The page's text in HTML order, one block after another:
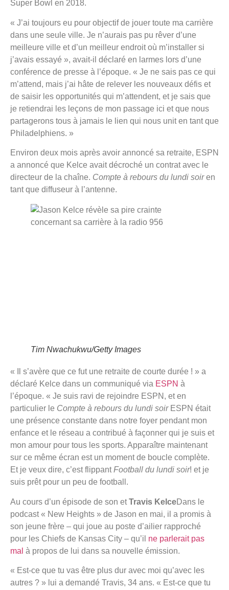
Super Bowl en 2018.
« J’ai toujours eu pour objectif de jouer toute ma carrière
dans une seule ville. Je n’aurais pas pu rêver d’une
meilleure ville et d’un meilleur endroit où m’installer si
j’avais essayé », avait-il déclaré en larmes lors d’une
conférence de presse à l’époque. « Je ne sais pas ce qui
m’attend, mais j’ai hâte de relever les nouveaux défis et
de saisir les opportunités qui m’attendent, et je sais que
je retiendrai les leçons de mon passage ici et que nous
partagerons tous à jamais le lien qui nous unit en tant que
Philadelphiens. »
Environ deux mois après avoir annoncé sa retraite, ESPN
a annoncé que Kelce avait décroché un contrat avec le
directeur de la chaîne. Compte à rebours du lundi soiren
tant que diffuseur à l’antenne.
Tim Nwachukwu/Getty Images
« Il s’avère que ce fut une retraite de courte durée ! » a
déclaré Kelce dans un communiqué via ESPN à
l’époque. « Je suis ravi de rejoindre ESPN, et en
particulier le Compte à rebours du lundi soirESPN était
une présence constante dans notre foyer pendant mon
enfance et le réseau a contribué à façonner qui je suis et
mon amour pour tous les sports. Apparaître maintenant
sur ce même écran est un moment de boucle complète.
Et je veux dire, c’est flippantFootball du lundi soir! et je
suis prêt pour un peu de football.
Au cours d’un épisode de son etTravis KelceDans le
podcast « New Heights » de Jason en mai, il a promis à
son jeune frère – qui joue au poste d’ailier rapproché
pour les Chiefs de Kansas City – qu’il ne parlerait pas
mal à propos de lui dans sa nouvelle émission.
« Est-ce que tu vas être plus dur avec moi qu’avec les
autres ? » lui a demandé Travis, 34 ans. « Est-ce que tu